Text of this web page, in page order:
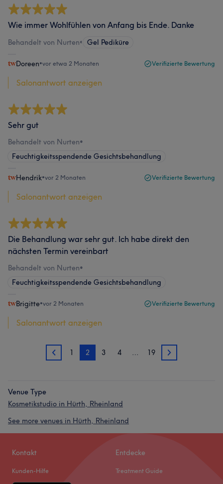
Wie immer Wohlfühlen von Anfang bis Ende. Danke
Behandelt von Nurten• Gel Pediküre
Doreen•vor etwa 2 Monaten Verifizierte Bewertung
Salonantwort anzeigen
Sehr gut
Behandelt von Nurten•
Feuchtigkeitsspendende Gesichtsbehandlung
Hendrik•vor 2 Monaten Verifizierte Bewertung
Salonantwort anzeigen
Die Behandlung war sehr gut. Ich habe direkt den
nächsten Termin vereinbart
Behandelt von Nurten•
Feuchtigkeitsspendende Gesichtsbehandlung
Brigitte•vor 2 Monaten Verifizierte Bewertung
Salonantwort anzeigen
1 1 2 3 4 … 19 3
Venue Type
Kosmetikstudio in Hürth, Rheinland
See more venues in Hürth, Rheinland
Kontakt
Kunden-Hilfe
Entdecke
Treatment Guide